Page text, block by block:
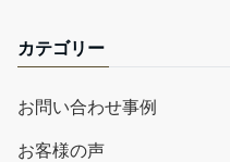
カテゴリー
お問い合わせ事例
お客様の声